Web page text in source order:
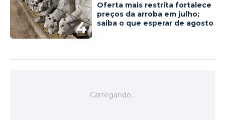
4
Oferta mais restrita fortalece
preços da arroba em julho;
saiba o que esperar de agosto